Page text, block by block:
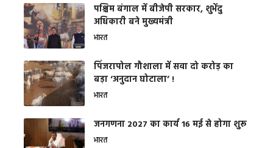
पश्चिम बंगाल में बीजेपी सरकार, शुभेंदु
अधिकारी बने मुख्यमंत्री
भारत
​पिंजरापोल गौशाला में सवा दो करोड़ का
बड़ा ‘अनुदान घोटाला’ !
भारत
जनगणना 2027 का कार्य 16 मई से होगा शुरू
भारत